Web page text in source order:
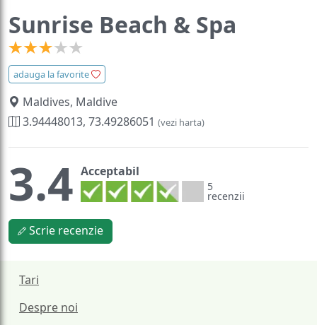
Sunrise Beach & Spa
adauga la favorite
Maldives, Maldive
3.94448013, 73.49286051 (vezi harta)
3.4 Acceptabil
5
recenzii
Scrie recenzie
Tari
Despre noi